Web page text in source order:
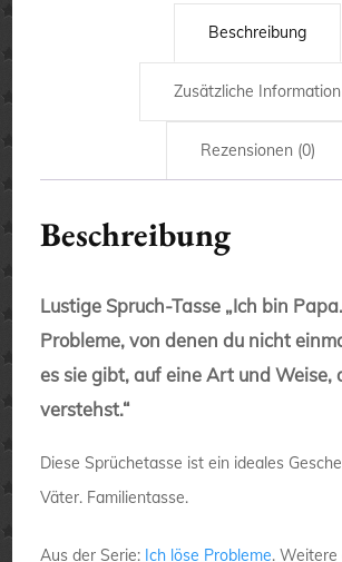
Beschreibung
Zusätzliche Information
Rezensionen (0)
Beschreibung
Lustige Spruch-Tasse „Ich bin
Probleme, von denen du nicht
es sie gibt, auf eine Art und Weise,
verstehst.“
Diese Sprüchetasse ist ein ideales
Väter. Familientasse.
Aus der Serie: Ich löse Probleme. Weitere